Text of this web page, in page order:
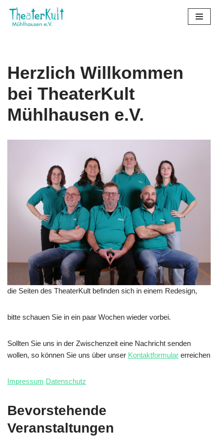
Zum
Herzlich Willkommen
bei TheaterKult
Mühlhausen e.V.
die Seiten des TheaterKult befinden sich in einem Redesign,
bitte schauen Sie in ein paar Wochen wieder vorbei.
Sollten Sie uns in der Zwischenzeit eine Nachricht senden
wollen, so können Sie uns über unser Kontaktformular erreichen
Impressum Datenschutz
Bevorstehende
Veranstaltungen